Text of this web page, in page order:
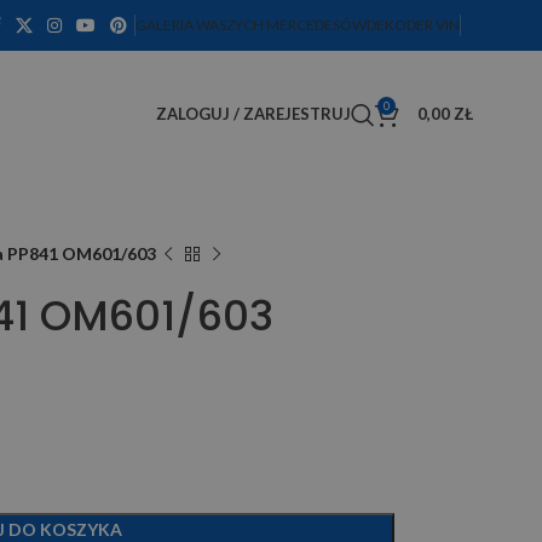
GALERIA WASZYCH MERCEDESÓWDEKODER VIN
ZALOGUJ / ZAREJESTRUJ 0 0,00 ZŁ
OM601/603
OM601/603
DO KOSZYKA